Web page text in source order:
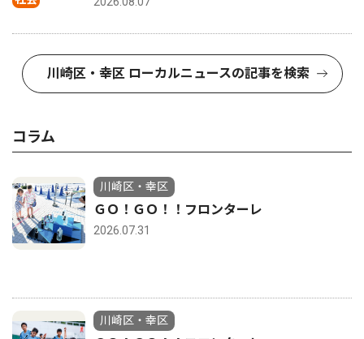
川崎区・幸区 ローカルニュースの記事を検索
コラム
川崎区・幸区
ＧＯ！ＧＯ！！フロンターレ
2026.07.31
川崎区・幸区